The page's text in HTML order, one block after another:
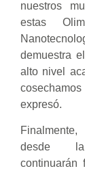
nuestros
estas
demuestra
alto nivel
cosechamos
expresó.
desde
continuarán